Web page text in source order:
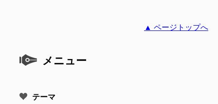
▲ ページトップへ
メニュー
テーマ